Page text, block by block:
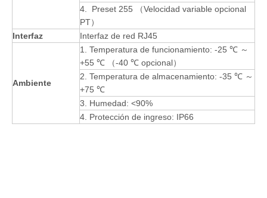
4. Preset 255 （Velocidad variable opcional
PT）
Interfaz
Interfaz de red RJ45
Ambiente
1. Temperatura de funcionamiento: -25 ℃ ～
+55 ℃ （-40 ℃ opcional）
2. Temperatura de almacenamiento: -35 ℃ ～
+75 ℃
3. Humedad: <90%
4. Protección de ingreso: IP66